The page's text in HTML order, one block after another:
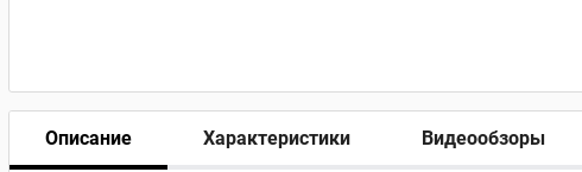
Описание Характеристики Видеообзоры